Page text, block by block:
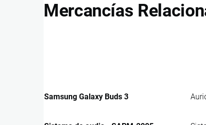
Mercancías
Samsung Galaxy Buds 3